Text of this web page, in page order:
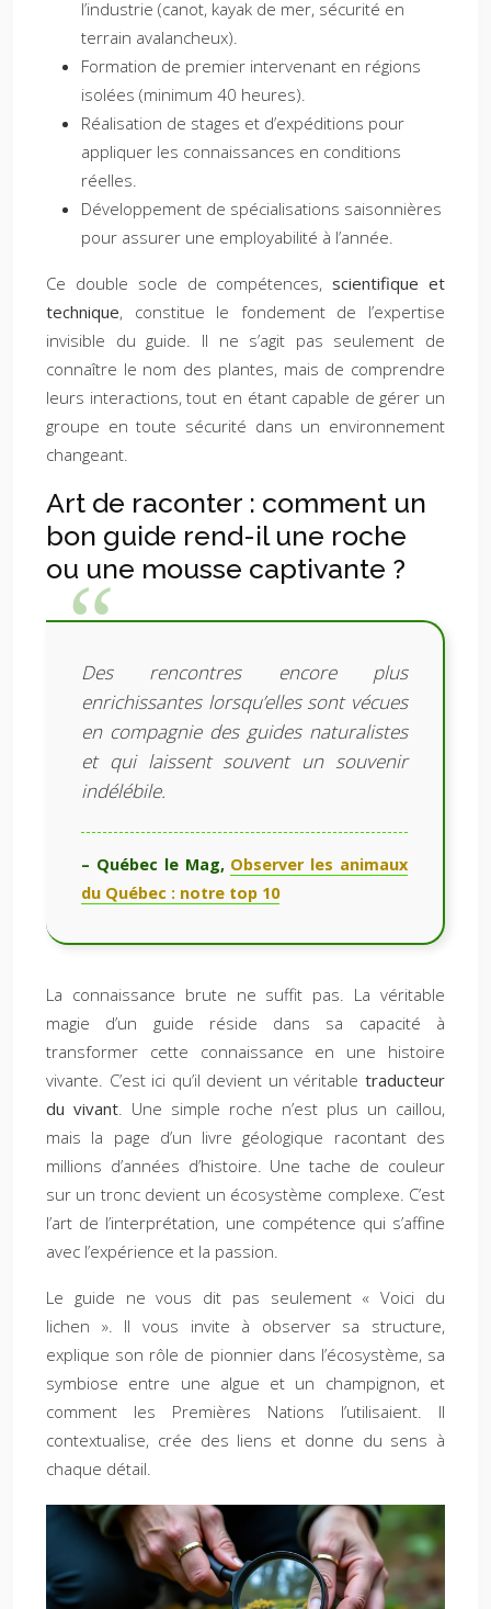
l’industrie (canot, kayak de mer, sécurité en
terrain avalancheux).
Formation de premier intervenant en régions
isolées (minimum 40 heures).
Réalisation de stages et d’expéditions pour
appliquer les connaissances en conditions
réelles.
Développement de spécialisations saisonnières
pour assurer une employabilité à l’année.
Ce double socle de compétences,scientifique et
technique, constitue le fondement de l’expertise
invisible du guide. Il ne s’agit pas seulement de
connaître le nom des plantes, mais de comprendre
leurs interactions, tout en étant capable de gérer un
groupe en toute sécurité dans un environnement
changeant.
Art de raconter : comment un
bon guide rend-il une roche
ou une mousse captivante ?
Des rencontres encore plus
enrichissantes lorsqu’elles sont vécues
en compagnie des guides naturalistes
et qui laissent souvent un souvenir
indélébile.
– Québec le Mag, Observer les animaux
du Québec : notre top 10
La connaissance brute ne suffit pas. La véritable
magie d’un guide réside dans sa capacité à
transformer cette connaissance en une histoire
vivante. C’est ici qu’il devient un véritable traducteur
du vivant. Une simple roche n’est plus un caillou,
mais la page d’un livre géologique racontant des
millions d’années d’histoire. Une tache de couleur
sur un tronc devient un écosystème complexe. C’est
l’art de l’interprétation, une compétence qui s’affine
avec l’expérience et la passion.
Le guide ne vous dit pas seulement « Voici du
lichen ». Il vous invite à observer sa structure,
explique son rôle de pionnier dans l’écosystème, sa
symbiose entre une algue et un champignon, et
comment les Premières Nations l’utilisaient. Il
contextualise, crée des liens et donne du sens à
chaque détail.